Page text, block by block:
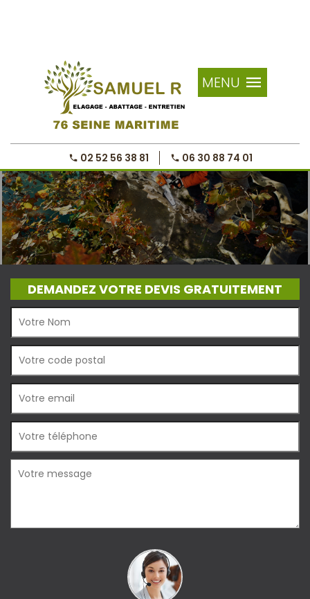
MENU
02 52 56 38 81 06 30 88 74 01
DEMANDEZ VOTRE DEVIS GRATUITEMENT